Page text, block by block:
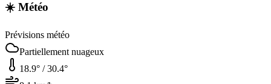
☀️ Météo
Prévisions météo
Partiellement nuageux
18.9° /30.4°